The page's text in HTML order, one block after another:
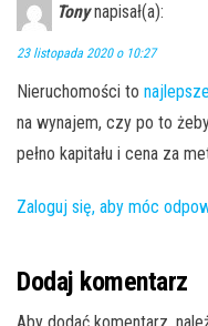
Tony napisał(a):
23 listopada 2020 o 10:27
Nieruchomości to
na wynajem, czy po to
pełno kapitału i cena za
Zaloguj się, aby móc
Dodaj komentarz